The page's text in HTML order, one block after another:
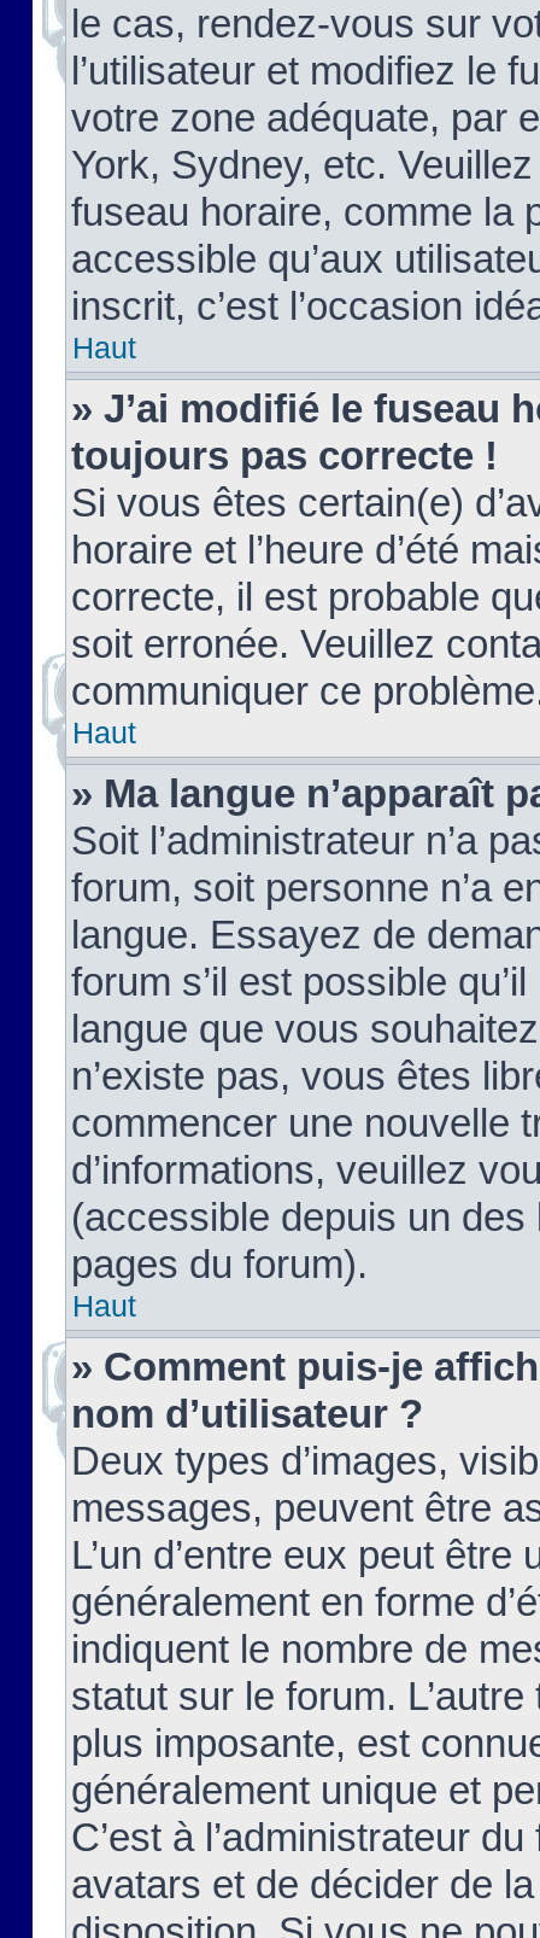
le cas, rendez-vous sur
l’utilisateur et modifiez le
votre zone adéquate, par
York, Sydney, etc.
fuseau horaire, comme la
accessible qu’aux
inscrit, c’est l’occasion
Haut
» J’ai modifié le fuseau
toujours pas correcte !
Si vous êtes certain(e)
horaire et l’heure d’été
correcte, il est probable
soit erronée. Veuillez
communiquer ce
Haut
» Ma langue n’apparaît
Soit l’administrateur n’a
forum, soit personne n’a
langue. Essayez de
forum s’il est possible
langue que vous
n’existe pas, vous êtes
commencer une nouvelle
d’informations, veuillez
(accessible depuis un
pages du forum).
Haut
» Comment puis-je
nom d’utilisateur ?
Deux types d’images,
messages, peuvent être
L’un d’entre eux peut
généralement en forme
indiquent le nombre de
statut sur le forum.
plus imposante, est
généralement unique et
C’est à l’administrateur
avatars et de décider de